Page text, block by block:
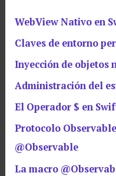
WebView Nativo en
Claves de entorno
Inyección de objetos
Administración del
El Operador $ en
Protocolo
@Observable
La macro